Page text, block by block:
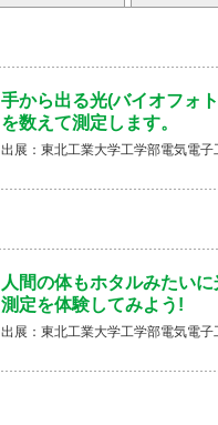
手から出る光(バイオフォ
を数えて測定します。
出展：東北工業大学工学部電気電
人間の体もホタルみたい
測定を体験してみよう!
出展：東北工業大学工学部電気電